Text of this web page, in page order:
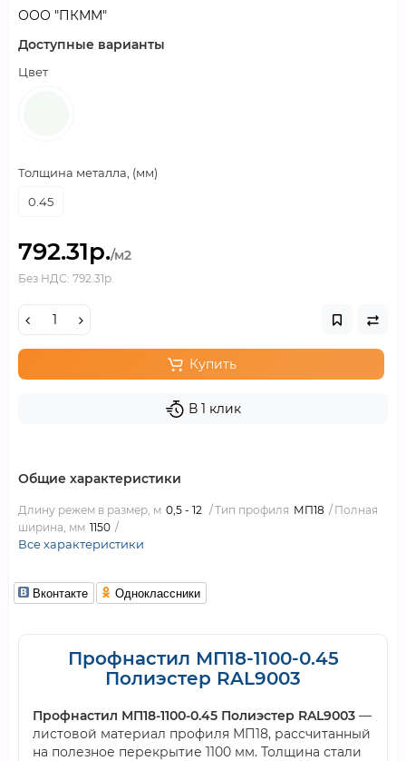
ООО "ПКММ"
Доступные варианты
Цвет
Толщина металла, (мм)
0.45
792.31р./м2
Без НДС: 792.31р.
Купить
В 1 клик
Общие характеристики
Длину режем в размер, м 0,5 - 12 Тип профиля МП18
Полная
ширина, мм 1150
Все характеристики
Вконтакте Одноклассники
Профнастил МП18-1100-0.45
Полиэстер RAL9003
Профнастил МП18-1100-0.45 Полиэстер RAL9003 —
листовой материал профиля МП18, рассчитанный
на полезное перекрытие 1100 мм. Толщина стали